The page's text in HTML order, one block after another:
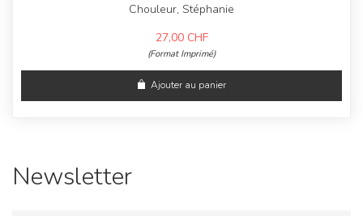
Chouleur, Stéphanie
27,00 CHF
(Format Imprimé)
Ajouter au panier
Newsletter